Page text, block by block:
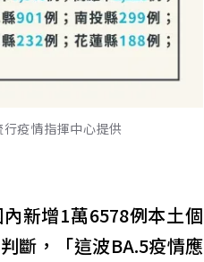
疫情指揮中心提供
新增1萬6578例本土個
斷，「這波BA.5疫情應